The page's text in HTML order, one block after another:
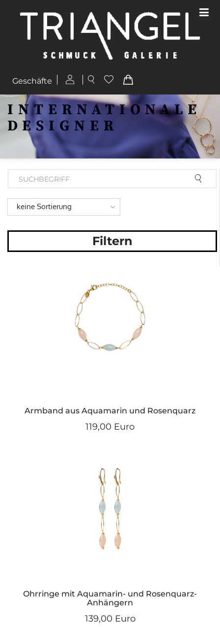
Geschäfte
INTERNATIONALE
DESIGNER
keine Sortierung
Filtern
Armband aus Aquamarin und Rosenquarz
119,00 Euro
Ohrringe mit Aquamarin- und Rosenquarz-
Anhängern
139,00 Euro